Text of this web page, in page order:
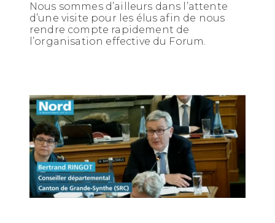
Nous sommes d’ailleurs dans l’attente
d’une visite pour les élus afin de nous
rendre compte rapidement de
l’organisation effective du Forum.